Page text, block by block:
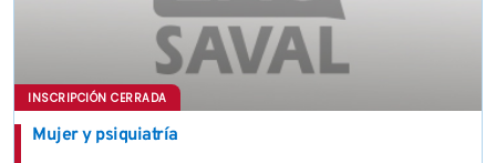
INSCRIPCIÓN CERRADA
Mujer y psiquiatría